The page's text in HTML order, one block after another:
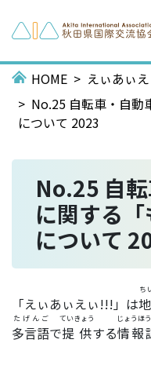
HOME
えぃあぃ
No.25 自転車・自動
について 2023
No.25 自
に関する「
につ
「えぃあぃえぃ!!!」は
ち
多言語
たげんご
で提供
ていきょう
する情報
じょうほ